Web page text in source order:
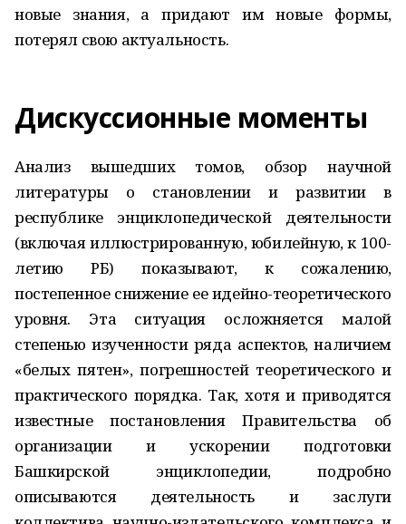
новые знания, а придают им новые формы,
потерял свою актуальность.
Дискуссионные моменты
Анализ вышедших томов, обзор научной
литературы о становлении и развитии в
республике энци­клопедической деятельности
(включая иллюстрированную, юбилейную, к 100-
летию РБ) показывают, к сожалению,
постепенное снижение ее идейно-теоретического
уровня. Эта ситуация осложняется малой
степенью изученности ряда аспектов, наличием
«белых пятен», погрешностей теоретического и
практического порядка. Так, хотя и приводятся
известные постановления Правительства об
организации и ускорении подготовки
Башкирской энциклопедии, подробно
описываются деятельность и заслуги